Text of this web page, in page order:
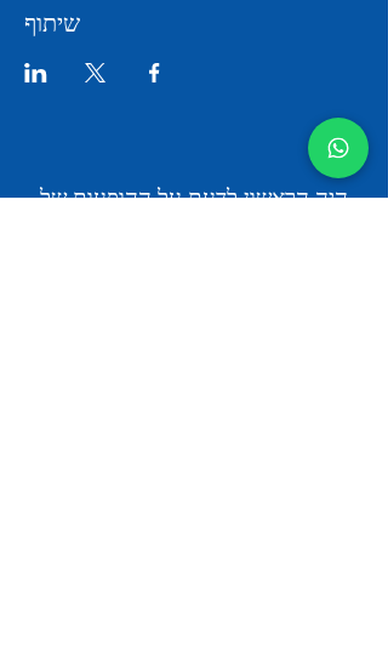
שיתוף
היה הראשון לדעת על ההופעות של